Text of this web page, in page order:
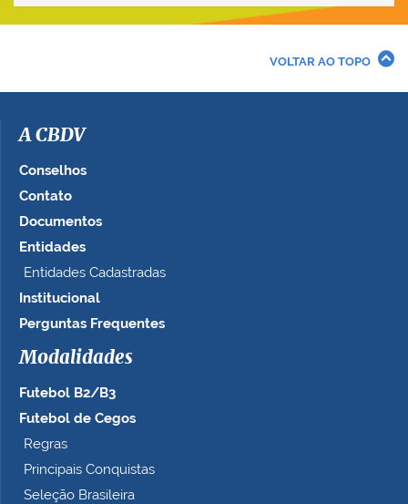
VOLTAR AO TOPO
A CBDV
Conselhos
Contato
Documentos
Entidades
Entidades Cadastradas
Institucional
Perguntas Frequentes
Modalidades
Futebol B2/B3
Futebol de Cegos
Regras
Principais Conquistas
Seleção Brasileira